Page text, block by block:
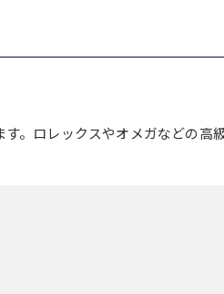
。ロレックスやオメガなどの高級